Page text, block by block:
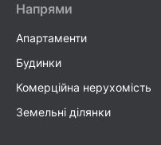
Напрями
Апартаменти
Будинки
Комерційна нерухомість
Земельні ділянки